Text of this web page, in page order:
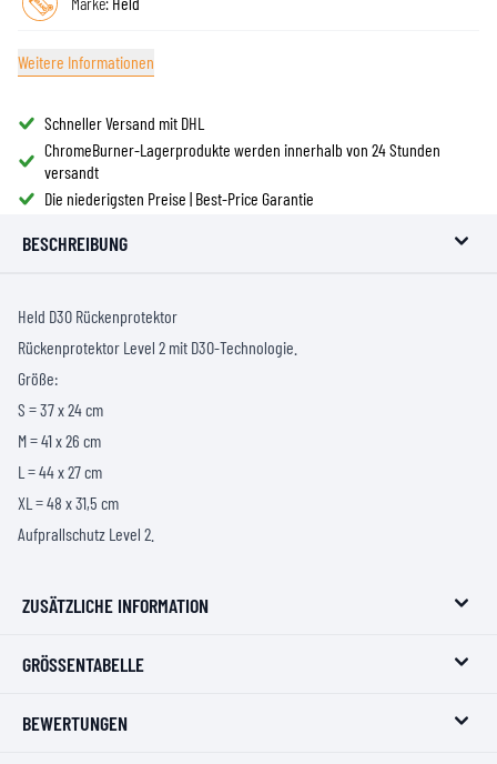
Weitere Informationen
Schneller Versand mit DHL
ChromeBurner-Lagerprodukte werden innerhalb von 24 Stunden
versandt
Die niederigsten Preise | Best-Price Garantie
BESCHREIBUNG
Held D3O Rückenprotektor
Rückenprotektor Level 2 mit D3O-Technologie.
Größe:
S = 37 x 24 cm
M = 41 x 26 cm
L = 44 x 27 cm
XL = 48 x 31,5 cm
Aufprallschutz Level 2.
ZUSÄTZLICHE INFORMATION
GRÖSSENTABELLE
BEWERTUNGEN